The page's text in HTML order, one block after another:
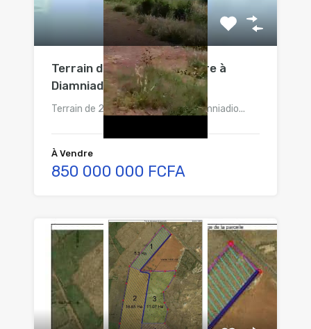
Terrain de 2 Ha 600 à vendre à
Diamniadio
Terrain de 2 Ha 600 à vendre à Diamniadio...
À Vendre
850 000 000 FCFA